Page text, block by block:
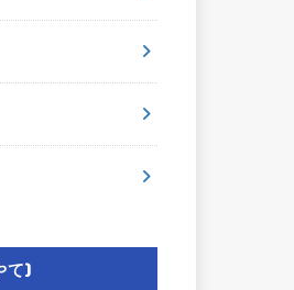
て)